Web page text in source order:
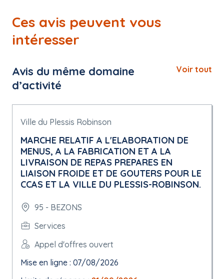
Ces avis peuvent vous
intéresser
Avis du même domaine
d’activité
Voir tout
Ville du Plessis Robinson
MARCHE RELATIF A L'ELABORATION DE
MENUS, A LA FABRICATION ET A LA
LIVRAISON DE REPAS PREPARES EN
LIAISON FROIDE ET DE GOUTERS POUR LE
CCAS ET LA VILLE DU PLESSIS-ROBINSON.
95 - BEZONS
Services
Appel d'offres ouvert
Mise en ligne : 07/08/2026